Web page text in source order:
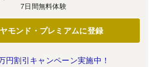
7日間無料体験
モンド・プレミアムに登録
円割引キャンペーン実施中！